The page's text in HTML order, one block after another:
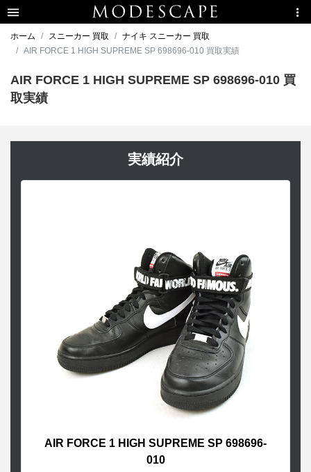
ホーム スニーカー 買取
ナイキ スニーカー 買取
AIR FORCE 1 HIGH SUPREME SP 698696-010 買取実績
AIR FORCE 1 HIGH SUPREME SP 698696-010 買
取実績
実績紹介
AIR FORCE 1 HIGH SUPREME SP 698696-
010